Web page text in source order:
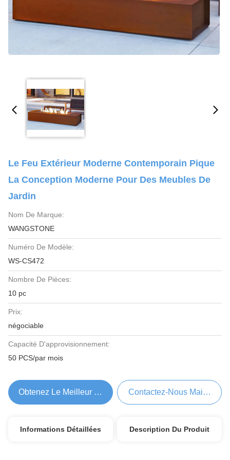
Le Feu Extérieur Moderne Contemporain Pique
La Conception Moderne Pour Des Meubles De
Jardin
Nom De Marque:
WANGSTONE
Numéro De Modèle:
WS-CS472
Nombre De Pièces:
10 pc
Prix:
négociable
Capacité D'approvisionnement:
50 PCS/par mois
Obtenez Le Meilleur Prix Contactez-Nous Maintenant
Informations Détaillées Description Du Produit